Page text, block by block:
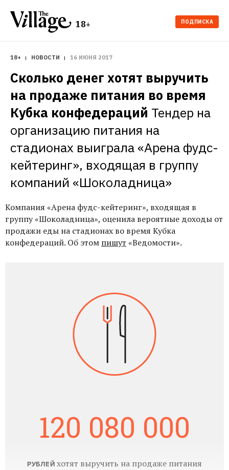
18+ ПОДПИСКА
18+ НОВОСТИ 16 ИЮНЯ 2017
Сколько денег хотят выручить
на продаже питания во время
Кубка конфедераций Тендер на
организацию питания на
стадионах выиграла «Арена фудс-
кейтеринг», входящая в группу
компаний «Шоколадница»
Компания «Арена фудс-кейтеринг», входящая в
группу «Шоколадница», оценила вероятные доходы от
продажи еды на стадионах во время Кубка
конфедераций. Об этом пишут «Ведомости».
120 080 000
РУБЛЕЙ хотят выручить на продаже питания